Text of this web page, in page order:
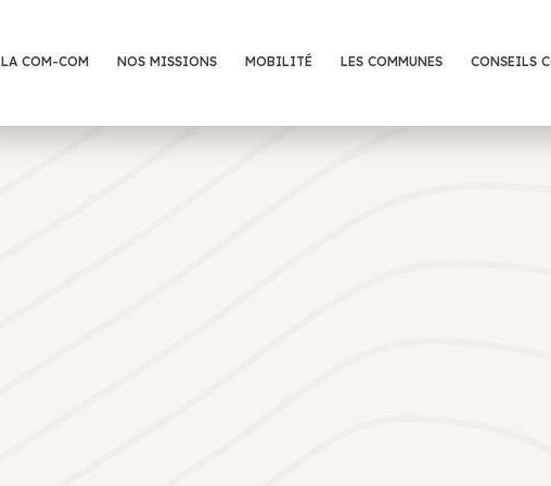
LA COM-COM NOS MISSIONS MOBILITÉ LES COMMUNES CONSEILS